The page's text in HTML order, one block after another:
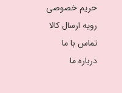
حریم خصوصی
رویه ارسال کالا
تماس با ما
درباره ما